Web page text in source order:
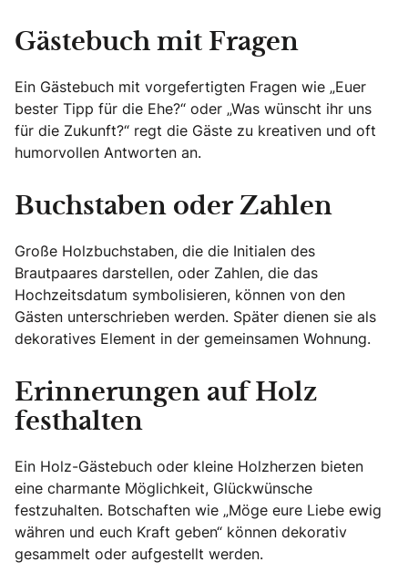
Gästebuch mit Fragen
Ein Gästebuch mit vorgefertigten Fragen wie „Euer
bester Tipp für die Ehe?“ oder „Was wünscht ihr uns
für die Zukunft?“ regt die Gäste zu kreativen und oft
humorvollen Antworten an.
Buchstaben oder Zahlen
Große Holzbuchstaben, die die Initialen des
Brautpaares darstellen, oder Zahlen, die das
Hochzeitsdatum symbolisieren, können von den
Gästen unterschrieben werden. Später dienen sie als
dekoratives Element in der gemeinsamen Wohnung.
Erinnerungen auf Holz
festhalten
Ein Holz-Gästebuch oder kleine Holzherzen bieten
eine charmante Möglichkeit, Glückwünsche
festzuhalten. Botschaften wie „Möge eure Liebe ewig
währen und euch Kraft geben“ können dekorativ
gesammelt oder aufgestellt werden.